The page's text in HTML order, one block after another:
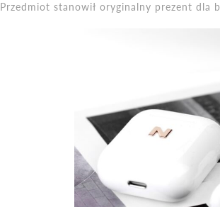
stanowił oryginalny prezent dla